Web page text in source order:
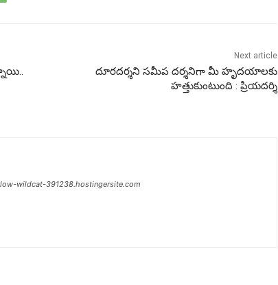
Next article
దూరదర్శని సమీప దర్శనిగా మీ హృదయాలకు
హత్తుకుంటుంది : ప్రియదర్శి
wildcat-391238.hostingersite.com